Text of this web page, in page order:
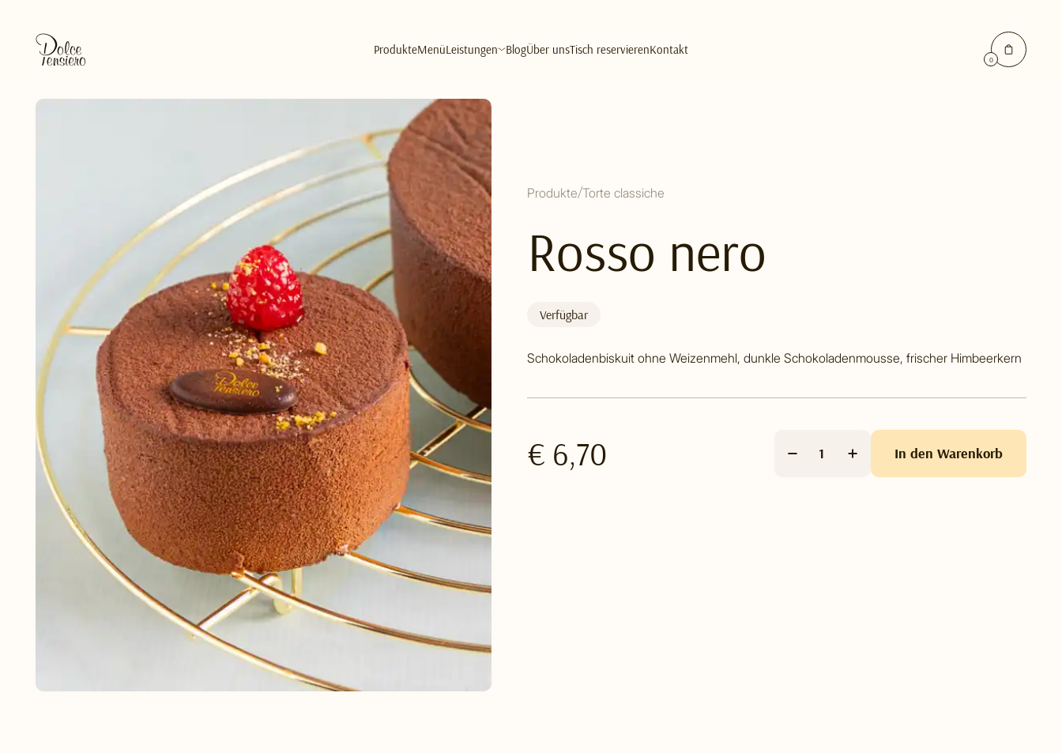
ProdukteMenüLeistungen BlogÜber unsTisch reservierenKontakt
0
Produkte Torte classiche
Rosso nero
Verfügbar
Schokoladenbiskuit ohne Weizenmehl, dunkle Schokoladenmousse, frischer Himbeerkern
€ 6,70 In den Warenkorb